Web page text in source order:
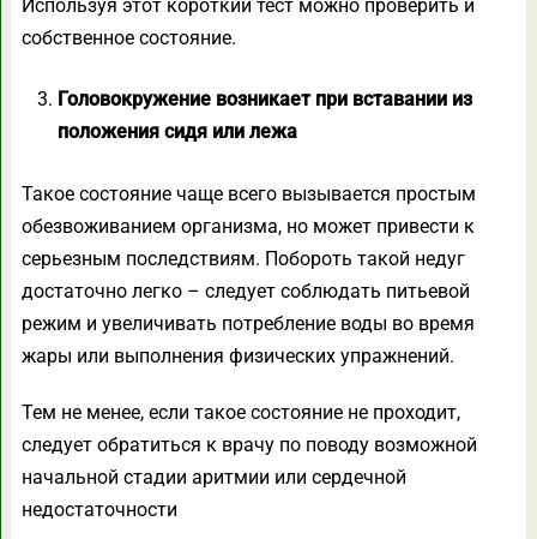
Используя этот короткий тест можно проверить и
собственное состояние.
Головокружение возникает при вставании из
положения сидя или лежа
Такое состояние чаще всего вызывается простым
обезвоживанием организма, но может привести к
серьезным последствиям. Побороть такой недуг
достаточно легко – следует соблюдать питьевой
режим и увеличивать потребление воды во время
жары или выполнения физических упражнений.
Тем не менее, если такое состояние не проходит,
следует обратиться к врачу по поводу возможной
начальной стадии аритмии или сердечной
недостаточности